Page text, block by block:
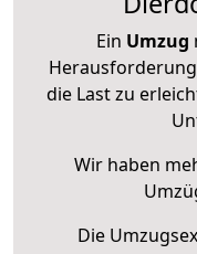
Ein Umzug
die Last zu
Wir haben
Die